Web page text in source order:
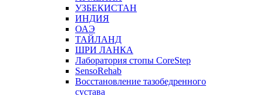
УЗБЕКИСТАН
ИНДИЯ
ОАЭ
ТАЙЛАНД
ШРИ ЛАНКА
Лаборатория стопы CoreStep
SensoRehab
Восстановление тазобедренного
сустава